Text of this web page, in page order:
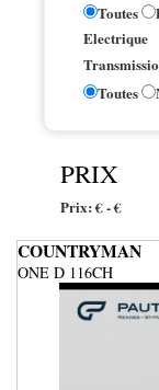
Toutes
Electrique
Toutes
PRIX
Prix:€ -€
COUNTRYMAN
ONE D 116CH